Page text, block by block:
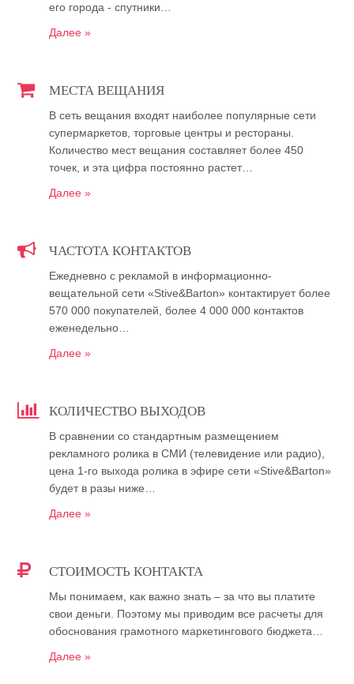
его города - спутники…
Далее »
МЕСТА ВЕЩАНИЯ
В сеть вещания входят наиболее популярные сети
супермаркетов, торговые центры и рестораны.
Количество мест вещания составляет более 450
точек, и эта цифра постоянно растет…
Далее »
ЧАСТОТА КОНТАКТОВ
Ежедневно с рекламой в информационно-
вещательной сети «Stive&Barton» контактирует более
570 000 покупателей, более 4 000 000 контактов
еженедельно…
Далее »
КОЛИЧЕСТВО ВЫХОДОВ
В сравнении со стандартным размещением
рекламного ролика в СМИ (телевидение или радио),
цена 1-го выхода ролика в эфире сети «Stive&Barton»
будет в разы ниже…
Далее »
СТОИМОСТЬ КОНТАКТА
Мы понимаем, как важно знать – за что вы платите
свои деньги. Поэтому мы приводим все расчеты для
обоснования грамотного маркетингового бюджета…
Далее »